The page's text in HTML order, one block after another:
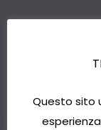
Questo sito